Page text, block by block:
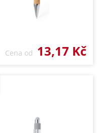
Cena od 13,17 Kč